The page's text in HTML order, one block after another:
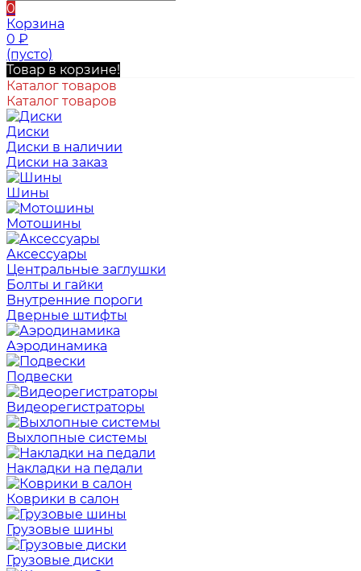
0
Корзина
0 ₽
(пусто)
Товар в корзине!
Каталог товаров
Каталог товаров
Диски
Диски в наличии
Диски на заказ
Шины
Мотошины
Аксессуары
Центральные заглушки
Болты и гайки
Внутренние пороги
Дверные штифты
Аэродинамика
Подвески
Видеорегистраторы
Выхлопные системы
Накладки на педали
Коврики в салон
Грузовые шины
Грузовые диски